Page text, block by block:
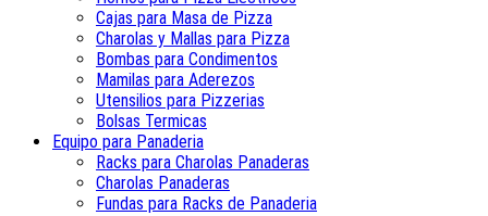
Cajas para Masa de Pizza
Charolas y Mallas para Pizza
Bombas para Condimentos
Mamilas para Aderezos
Utensilios para Pizzerias
Bolsas Termicas
Equipo para Panaderia
Racks para Charolas Panaderas
Charolas Panaderas
Fundas para Racks de Panaderia